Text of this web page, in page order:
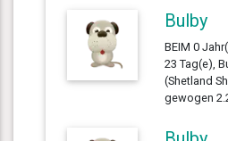
Bulby
BEIM 0
23 Tag(e),
(Shetland
gewogen